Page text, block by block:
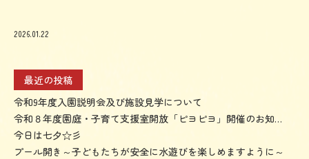
2026.01.22
最近の投稿
令和9年度入園説明会及び施設見学について
令和８年度園庭・子育て支援室開放「ピヨピヨ」開催のお知らせ
今日は七夕☆彡
プール開き～子どもたちが安全に水遊びを楽しめますように～